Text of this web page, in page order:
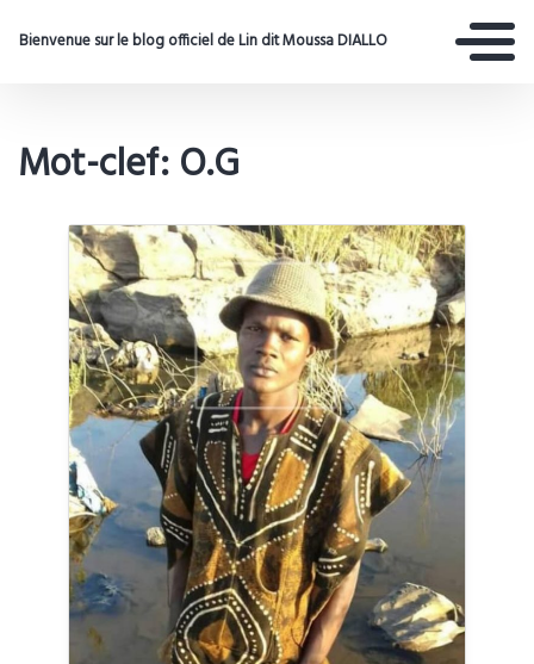
Bienvenue sur le blog officiel de Lin dit Moussa DIALLO
Mot-clef: O.G